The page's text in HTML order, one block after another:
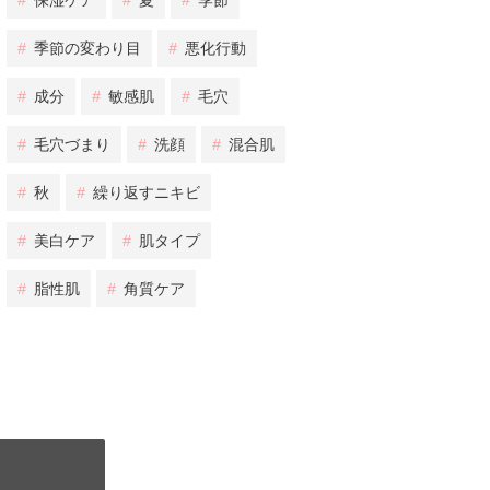
# 季節の変わり目 # 悪化行動
# 成分 # 敏感肌 # 毛穴
# 毛穴づまり # 洗顔 # 混合肌
# 秋 # 繰り返すニキビ
# 美白ケア # 肌タイプ
# 脂性肌 # 角質ケア